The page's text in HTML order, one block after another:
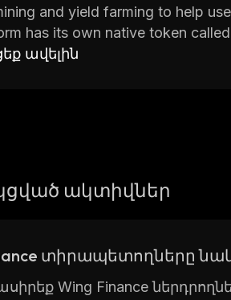
and yield farming to help
has its own native token
on the network. WING tokens
range of features and
ավելին
ակտիվներ
տիրապետողները
Wing Finance